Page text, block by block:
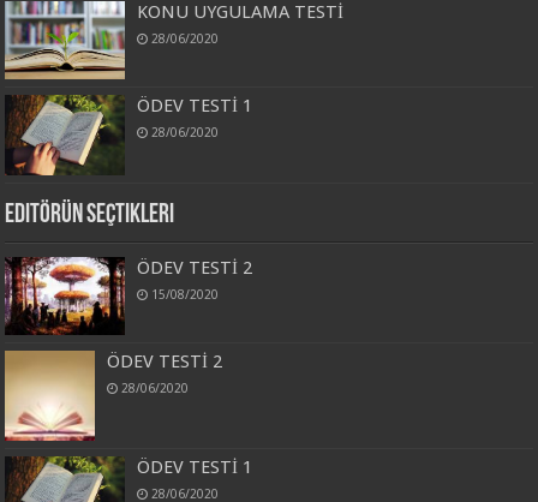
KONU UYGULAMA TESTİ
28/06/2020
ÖDEV TESTİ 1
28/06/2020
Editörün Seçtikleri
ÖDEV TESTİ 2
15/08/2020
ÖDEV TESTİ 2
28/06/2020
ÖDEV TESTİ 1
28/06/2020